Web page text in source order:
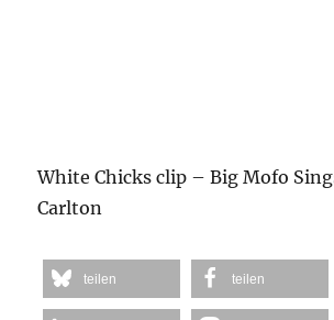
White Chicks clip – Big Mofo
Carlton
teilen teilen